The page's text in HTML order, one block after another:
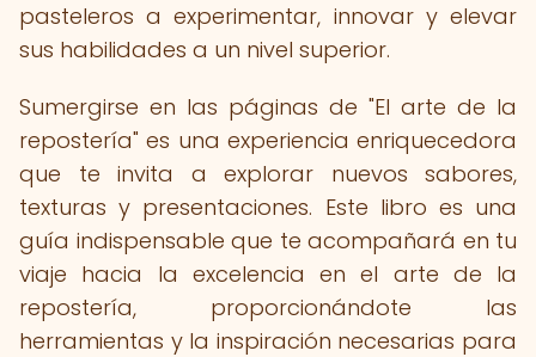
pasteleros a experimentar, innovar y elevar
sus habilidades a un nivel superior.
Sumergirse en las páginas de "El arte de la
repostería" es una experiencia enriquecedora
que te invita a explorar nuevos sabores,
texturas y presentaciones. Este libro es una
guía indispensable que te acompañará en tu
viaje hacia la excelencia en el arte de la
repostería, proporcionándote las
herramientas y la inspiración necesarias para